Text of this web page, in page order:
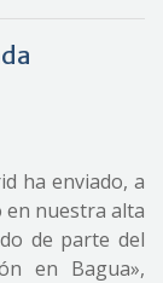
ha enviado, a
en nuestra alta
de parte del
en Bagua»,